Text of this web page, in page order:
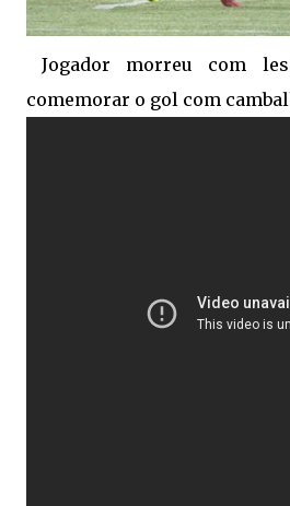
Jogador morreu com
comemorar o gol com